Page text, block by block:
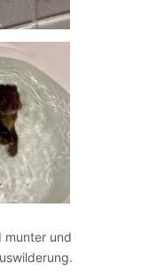
munter und